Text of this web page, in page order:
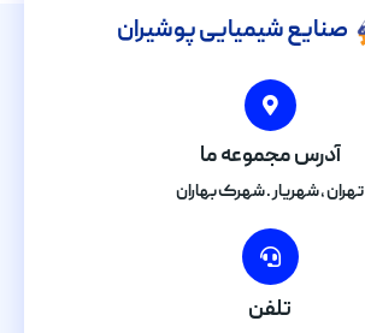
صنایع شیمیایی پوشیران
آدرس مجموعه ما
تهران , شهریار . شهرک بهاران
تلفن